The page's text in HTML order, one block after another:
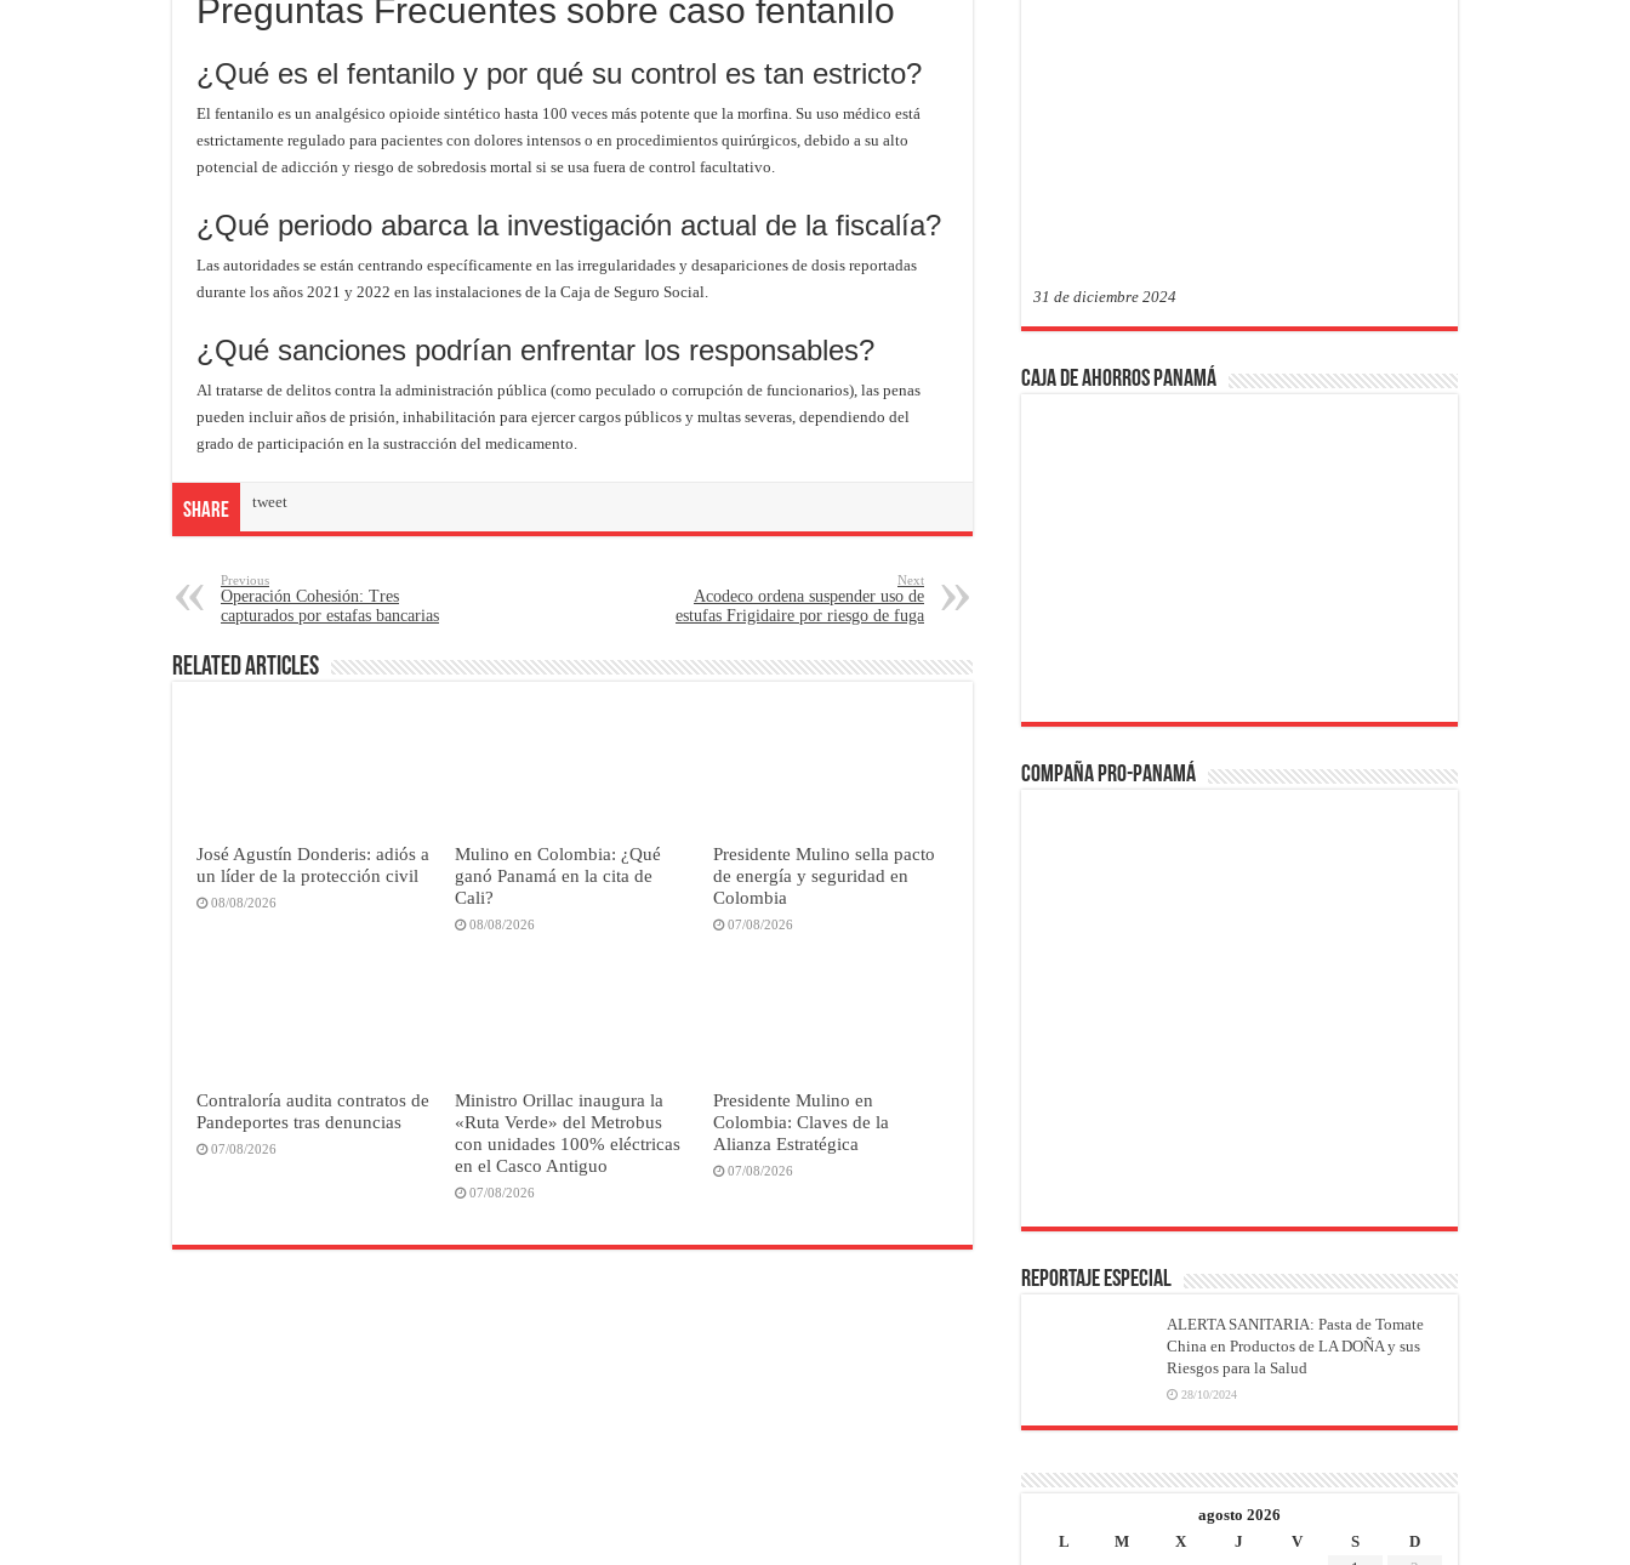
Preguntas Frecuentes sobre caso fentanilo
¿Qué es el fentanilo y por qué su control es tan estricto?
El fentanilo es un analgésico opioide sintético hasta 100 veces más potente que la morfina. Su uso médico está
estrictamente regulado para pacientes con dolores intensos o en procedimientos quirúrgicos, debido a su alto
potencial de adicción y riesgo de sobredosis mortal si se usa fuera de control facultativo.
¿Qué periodo abarca la investigación actual de la fiscalía?
Las autoridades se están centrando específicamente en las irregularidades y desapariciones de dosis reportadas
durante los años 2021 y 2022 en las instalaciones de la Caja de Seguro Social.
¿Qué sanciones podrían enfrentar los responsables?
Al tratarse de delitos contra la administración pública (como peculado o corrupción de funcionarios), las penas
pueden incluir años de prisión, inhabilitación para ejercer cargos públicos y multas severas, dependiendo del
grado de participación en la sustracción del medicamento.
Share tweet
Previous
Operación Cohesión: Tres
capturados por estafas bancarias
Next
Acodeco ordena suspender uso de
estufas Frigidaire por riesgo de fuga
Related Articles
José Agustín Donderis: adiós a
un líder de la protección civil
08/08/2026
Mulino en Colombia: ¿Qué
ganó Panamá en la cita de
Cali?
08/08/2026
Presidente Mulino sella pacto
de energía y seguridad en
Colombia
07/08/2026
Contraloría audita contratos de
Pandeportes tras denuncias
07/08/2026
Ministro Orillac inaugura la
«Ruta Verde» del Metrobus
con unidades 100% eléctricas
en el Casco Antiguo
07/08/2026
Presidente Mulino en
Colombia: Claves de la
Alianza Estratégica
07/08/2026
31 de diciembre 2024
Caja de Ahorros Panamá
Compaña PRO-Panamá
REPORTAJE ESPECIAL
ALERTA SANITARIA: Pasta de Tomate
China en Productos de LA DOÑA y sus
Riesgos para la Salud
28/10/2024
agosto 2026
L
M X J V S
D